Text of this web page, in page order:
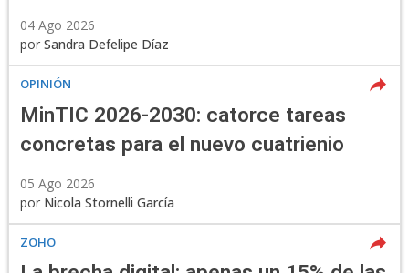
04 Ago 2026
porSandra Defelipe Díaz
OPINIÓN
MinTIC 2026-2030: catorce tareas
concretas para el nuevo cuatrienio
05 Ago 2026
por Nicola Stornelli García
ZOHO